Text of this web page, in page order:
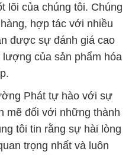
lõi của chúng tôi. Chúng
hợp tác với nhiều
được sự đánh giá cao
của sản phẩm hóa
Phát tự hào với sự
mẽ đối với những thành
tôi tin rằng sự hài lòng
trọng nhất và luôn